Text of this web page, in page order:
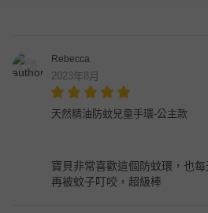
Rebecca
2023年8月
天然精油防蚊兒童手環-公主款
寶貝非常喜歡這個防蚊環，也
再被蚊子叮咬，超級棒